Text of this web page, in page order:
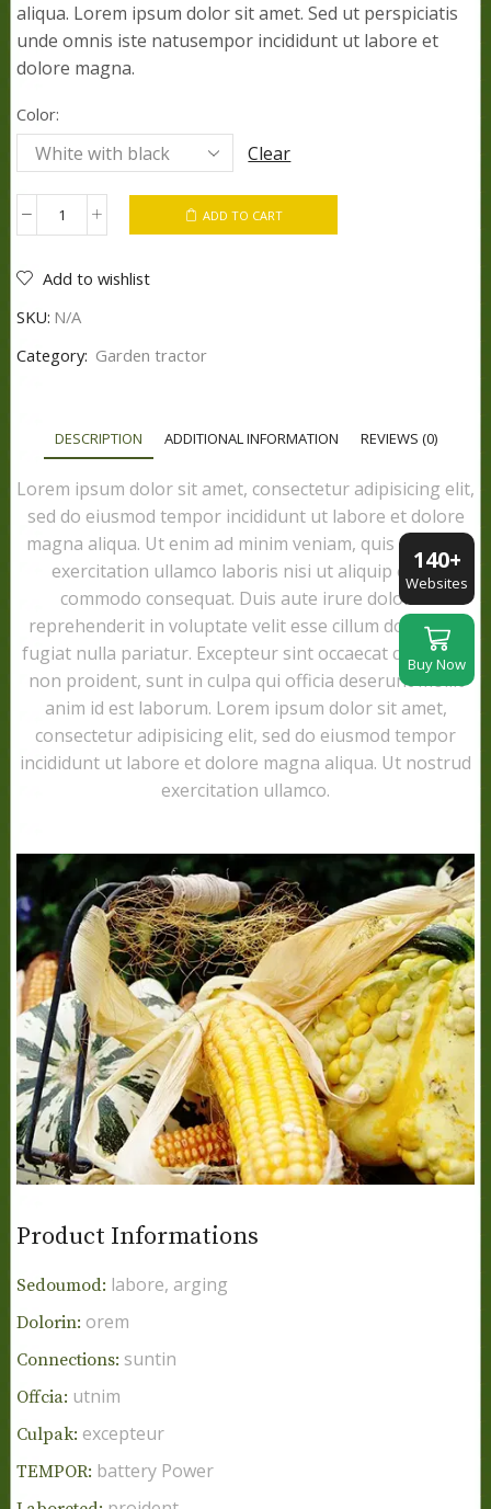
aliqua. Lorem ipsum dolor sit amet. Sed ut perspiciatis
unde omnis iste natusempor incididunt ut labore et
dolore magna.
Color:
Clear
STX425
quantity
ADD TO CART
Add to wishlist
SKU: N/A
Category: Garden tractor
DESCRIPTION ADDITIONAL INFORMATION REVIEWS (0)
Lorem ipsum dolor sit amet, consectetur adipisicing elit,
sed do eiusmod tempor incididunt ut labore et dolore
magna aliqua. Ut enim ad minim veniam, quis nostrud
exercitation ullamco laboris nisi ut aliquip ex ea
commodo consequat. Duis aute irure dolor in
reprehenderit in voluptate velit esse cillum dolore eu
fugiat nulla pariatur. Excepteur sint occaecat cupidatat
non proident, sunt in culpa qui officia deserunt mollit
anim id est laborum. Lorem ipsum dolor sit amet,
consectetur adipisicing elit, sed do eiusmod tempor
incididunt ut labore et dolore magna aliqua. Ut nostrud
exercitation ullamco.
Product Informations
Sedoumod: labore, arging
Dolorin: orem
Connections: suntin
Offcia: utnim
Culpak: excepteur
TEMPOR: battery Power
140+
Websites
Buy Now